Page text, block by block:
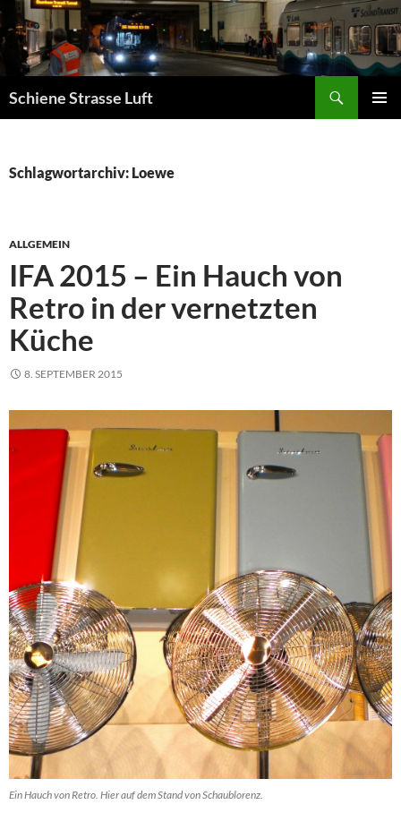
Zum
Inhalt
springen
Schiene Strasse Luft
Schlagwortarchiv: Loewe
ALLGEMEIN
IFA 2015 – Ein Hauch von
Retro in der vernetzten
Küche
8. SEPTEMBER 2015
Ein Hauch von Retro. Hier auf dem Stand von Schaublorenz.